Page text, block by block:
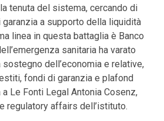
tenuta del sistema, cercando di
a supporto della liquidità
linea in questa battaglia è Banco
sanitaria ha varato
dell’economia e relative,
fondi di garanzia e plafond
Le Fonti Legal Antonia Cosenz,
regulatory affairs dell’istituto.